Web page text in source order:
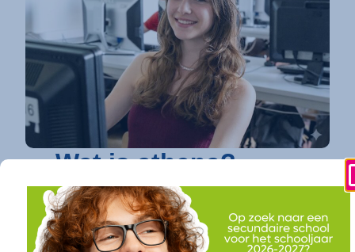
Wat is athena?
athena is dé toonaangevende secundaire
school in Kortrijkdie elke jongere een
toekomstgarantie biedt. Op vier
gespecialiseerde campussen bundelen we een
uitgebreid en toekomstgericht onderwijsaanbod.